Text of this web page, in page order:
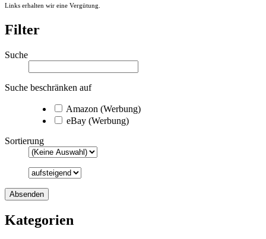
Links erhalten wir eine Vergütung.
Filter
Suche
Suche beschränken auf
Amazon (Werbung)
eBay (Werbung)
Sortierung
Kategorien